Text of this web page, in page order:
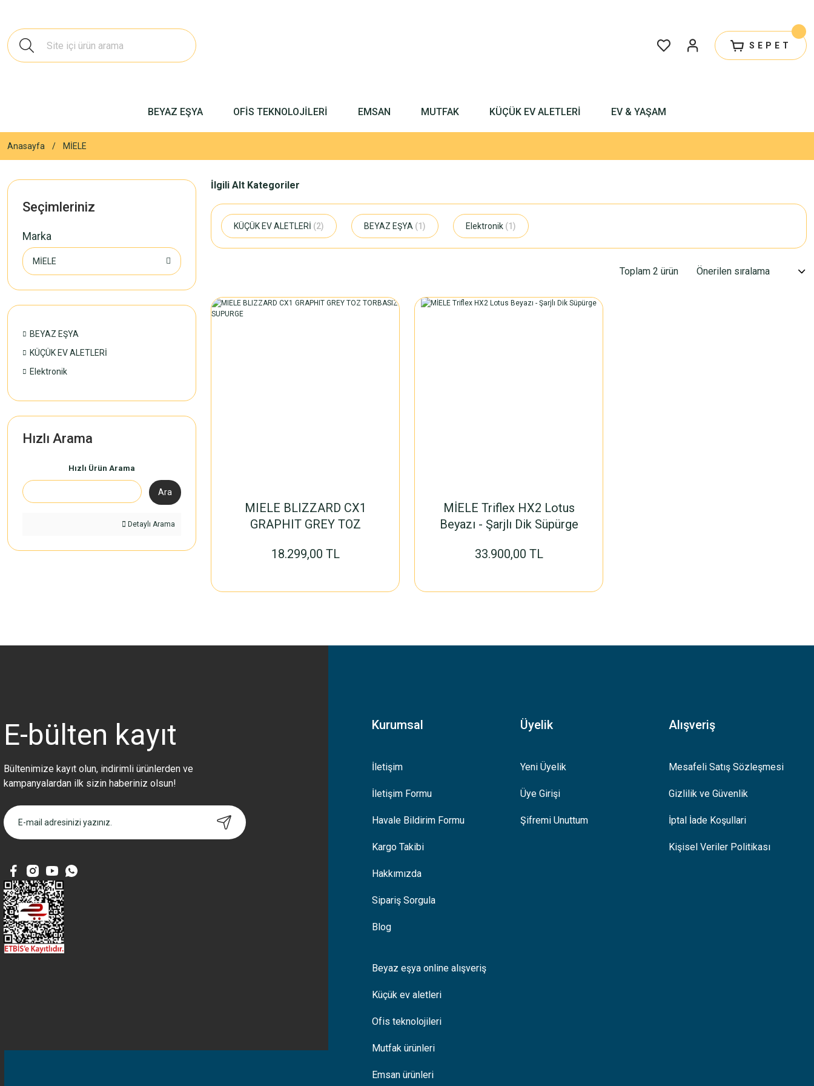
SEPET
BEYAZ EŞYA OFİS TEKNOLOJİLERİ EMSAN MUTFAK KÜÇÜK EV ALETLERİ EV & YAŞAM
Anasayfa MİELE
Seçimleriniz
Marka
MİELE
BEYAZ EŞYA
KÜÇÜK EV ALETLERİ
Elektronik
Hızlı Arama
Hızlı Ürün Arama
Ara
Detaylı Arama
İlgili Alt Kategoriler
KÜÇÜK EV ALETLERİ (2) BEYAZ EŞYA (1) Elektronik (1)
Toplam 2 ürün
MIELE BLIZZARD CX1
GRAPHIT GREY TOZ
18.299,00 TL
MİELE Triflex HX2 Lotus
Beyazı - Şarjlı Dik Süpürge
33.900,00 TL
E-bülten kayıt
Bültenimize kayıt olun, indirimli ürünlerden ve
kampanyalardan ilk sizin haberiniz olsun!
Kurumsal
İletişim
İletişim Formu
Havale Bildirim Formu
Kargo Takibi
Hakkımızda
Sipariş Sorgula
Blog
Üyelik
Yeni Üyelik
Üye Girişi
Şifremi Unuttum
Alışveriş
Mesafeli Satış Sözleşmesi
Gizlilik ve Güvenlik
İptal İade Koşullari
Kişisel Veriler Politikası
Beyaz eşya online alışveriş
Küçük ev aletleri
Ofis teknolojileri
Mutfak ürünleri
Emsan ürünleri